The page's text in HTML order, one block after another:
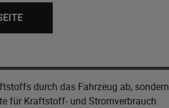
durch das Fahrzeug ab, sondern
für Kraftstoff- und Stromverbrauch